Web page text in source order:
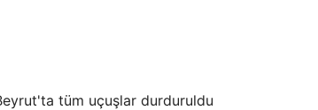
tüm uçuşlar durduruldu